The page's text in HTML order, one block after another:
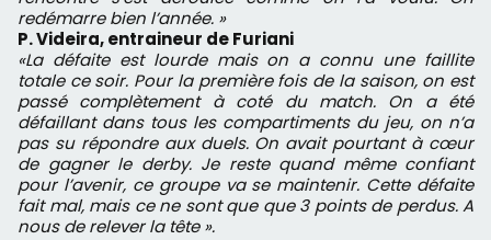
redémarre bien l’année. »
P. Videira, entraineur de Furiani
«La défaite est lourde mais on a connu une faillite
totale ce soir. Pour la première fois de la saison, on est
passé complètement à coté du match. On a été
défaillant dans tous les compartiments du jeu, on n’a
pas su répondre aux duels. On avait pourtant à cœur
de gagner le derby. Je reste quand même confiant
pour l’avenir, ce groupe va se maintenir. Cette défaite
fait mal, mais ce ne sont que que 3 points de perdus. A
nous de relever la tête ».